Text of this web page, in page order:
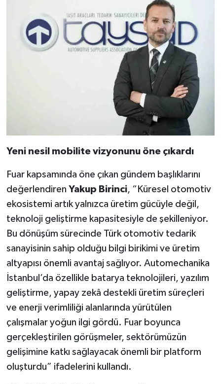
Yeni nesil mobilite vizyonunu öne çıkardı
Fuar kapsamında öne çıkan gündem başlıklarını
değerlendiren Yakup Birinci, “Küresel otomotiv
ekosistemi artık yalnızca üretim gücüyle değil,
teknoloji geliştirme kapasitesiyle de şekilleniyor.
Bu dönüşüm sürecinde Türk otomotiv tedarik
sanayisinin sahip olduğu bilgi birikimi ve üretim
altyapısı önemli avantaj sağlıyor. Automechanika
İstanbul’da özellikle batarya teknolojileri, yazılım
geliştirme, yapay zekâ destekli üretim süreçleri
ve enerji verimliliği alanlarında yürütülen
çalışmalar yoğun ilgi gördü. Fuar boyunca
gerçekleştirilen görüşmeler, sektörümüzün
gelişimine katkı sağlayacak önemli bir platform
oluşturdu” ifadelerini kullandı.